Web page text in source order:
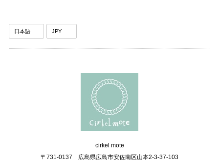
cirkel mote
〒731-0137 広島県広島市安佐南区山本2-3-37-103